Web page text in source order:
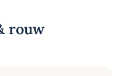
rouw